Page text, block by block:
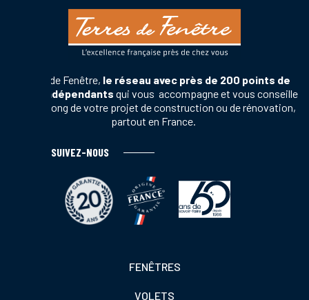
Terres de Fenêtre, le réseau avec près de 200 points de
vente indépendants qui vous accompagne et vous conseille
tout au long de votre projet de construction ou de rénovation,
partout en France.
SUIVEZ-NOUS
FENÊTRES
VOLETS